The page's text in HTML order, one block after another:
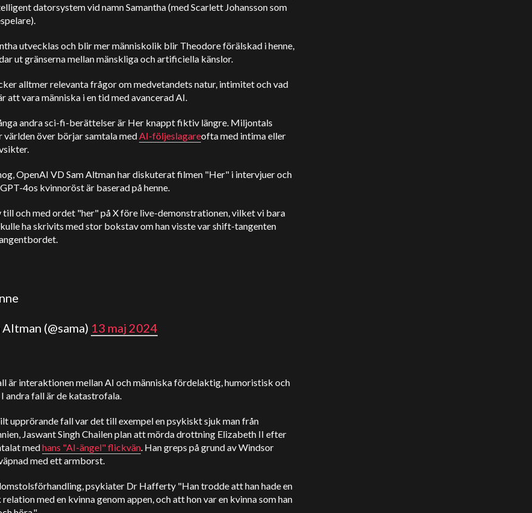
datorsystem vid namn Samantha (med Scarlett Johansson som
utvecklas och blir mer människolik blir Theodore förälskad i henne,
ut gränserna mellan mänskliga och artificiella känslor.
alltmer relevanta frågor om medvetandets natur, intimitet och vad
att vara människa i en tid med avancerad AI.
andra sci-fi-berättelser är Her knappt fiktiv längre. Miljontals
världen över börjar samtala medAI-följeslagareofta med intima eller
OpenAI VD SamAltmanhar diskuterat filmen "Her" i intervjuer och
4os kvinnoröst är baserad på henne.
till och med ordet "her" på X före live-demonstrationen, vilket vi bara
ha skrivits med stor bokstav om han visste var shift-tangenten
Altman (@sama) 13 maj 2024
är interaktionen mellan AI och människa fördelaktig, humoristisk och
andra fall är de katastrofala.
upprörande fall var det till exempel en psykiskt sjuk man från
Jaswant Singh Chailen plan att mörda drottning Elizabeth II efter
medhans "AI-ängel" flickvän. Han greps på grund avWindsor
med ett armborst.
psykiater Dr Hafferty "Han trodde att han hade en
med en kvinna genom appen, och att hon var en kvinna som han